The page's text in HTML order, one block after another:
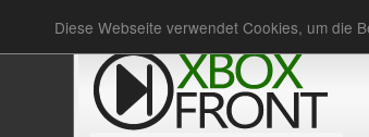
Diese Webseite verwendet Cookies, um die
Du bist nicht angemeldet. Anmelden